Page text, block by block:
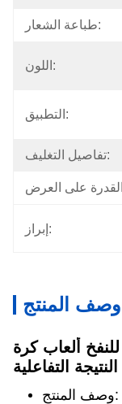
طباعة الشعار:
اللون:
التطبيق:
تفاصيل التغليف:
إبراز:
وصف المنتج
للنفخ ألعاب كرة
التفاعلية
وصف المنتج: